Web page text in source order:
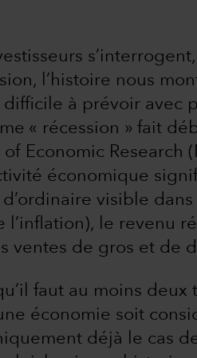
l’histoire nous
à prévoir avec
« récession » fait
Economic Research
économique
visible
l’inflation), le revenu
ventes de gros et de
faut au moins
économie soit
déjà le cas